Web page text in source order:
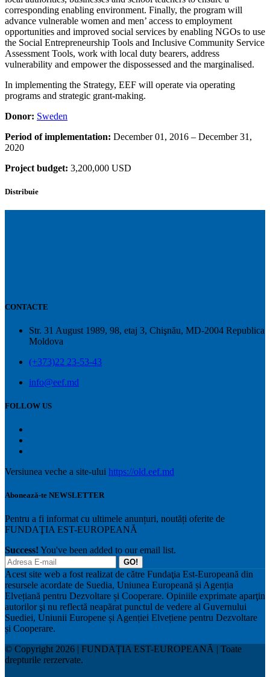
corresponding enabling environment. Finally, the program will
advance vulnerable women and men’ access to employment
opportunities and improved social services by enabling NGOs to use
the Social Entrepreneurship Tools and Inclusive Community Service
Assessment Tools, work with local duty bearers, address
vulnerability and empower the dispossessed and the marginalised.
In implementing the Strategy, EEF will operate via operating
programs and strategic grant-making.
Donor: Sweden
Period of implementation: December 01, 2016 – December 31,
2020
Project budget: 3,200,000 USD
Distribuie
CONTACTE
Str. 31 August 1989, 98, etaj 3, Chişnău, MD-2004 Republica
Moldova
(+373)22 23-53-43
info@eef.md
FOLLOW US
Versiunea veche a site-ului https://old.eef.md
Abonează-te NEWSLETTER
Pentru a fi informat cu ultimele anunțuri, noutăți oferite de
FUNDAŢIA EST-EUROPEANĂ
Success! You've been added to our email list.
GO!
Acest site web a fost realizat de către Fundaţia Est-Europeană din
resursele acordate de Suedia, Uniunea Europeană și Agenția
Elvețiană pentru Dezvoltare și Cooperare. Opiniile exprimate aparţin
autorilor şi nu reflectă neapărat punctul de vedere al Guvernului
Suediei, Uniunii Europene și Agenției Elvețiene pentru Dezvoltare
și Cooperare.
© Copyright 2026 | FUNDAȚIA EST-EUROPEANĂ | Toate
drepturile rerzervate.